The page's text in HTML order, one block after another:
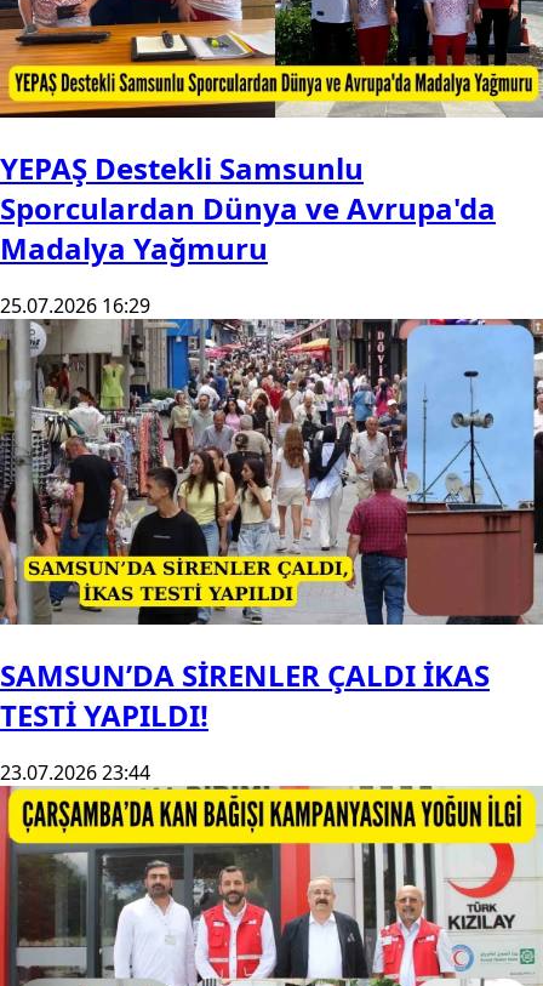
YEPAŞ Destekli Samsunlu
Sporculardan Dünya ve Avrupa'da
Madalya Yağmuru
25.07.2026 16:29
SAMSUN’DA SİRENLER ÇALDI İKAS
TESTİ YAPILDI!
23.07.2026 23:44